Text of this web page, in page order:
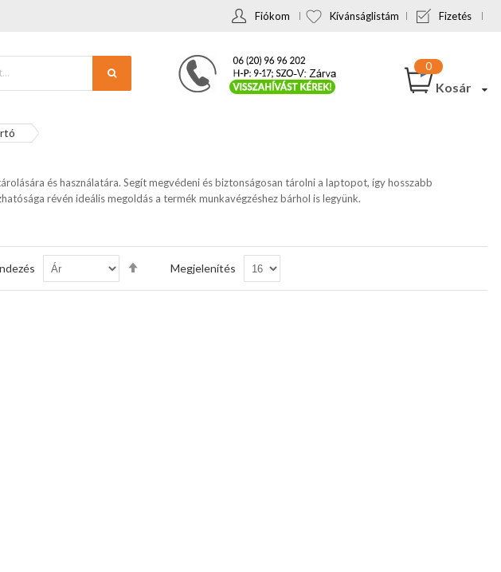
Fiókom Kívánságlistám Fizetés
Kosár
és használatára. Segít megvédeni és biztonságosan tárolni a laptopot, így hosszabb
révén ideális megoldás a termék munkavégzéshez bárhol is legyünk.
Csökkenő
sorrendbe
Megjelenítés